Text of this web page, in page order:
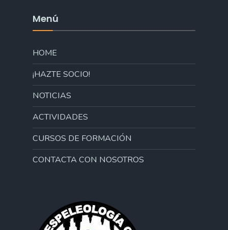
Menú
HOME
¡HAZTE SOCIO!
NOTICIAS
ACTIVIDADES
CURSOS DE FORMACIÓN
CONTACTA CON NOSOTROS